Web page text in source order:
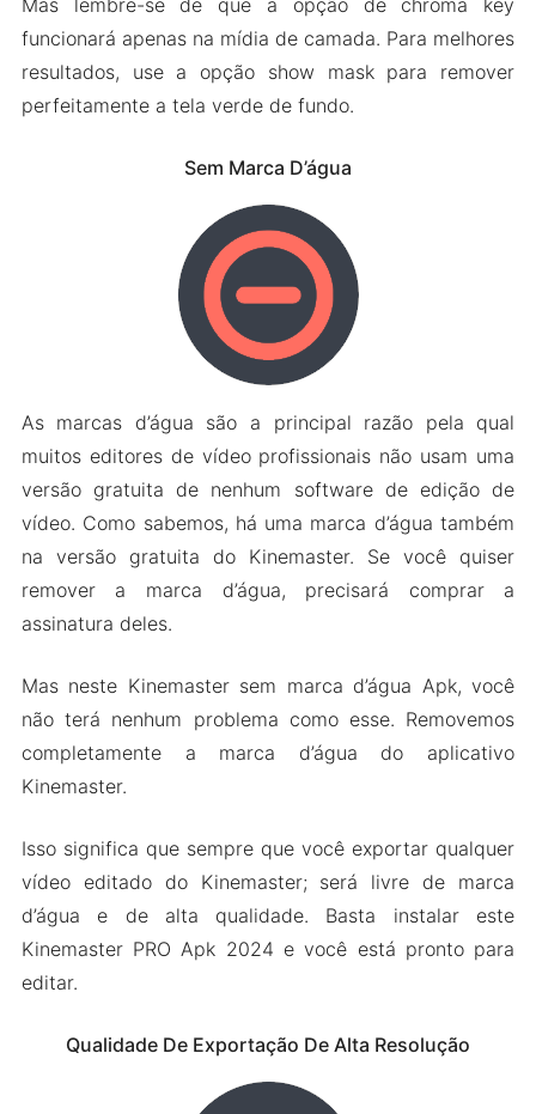
Mas lembre-se de que a opção de chroma key
funcionará apenas na mídia de camada. Para melhores
resultados, use a opção show mask para remover
perfeitamente a tela verde de fundo.
Sem Marca D’água
As marcas d’água são a principal razão pela qual
muitos editores de vídeo profissionais não usam uma
versão gratuita de nenhum software de edição de
vídeo. Como sabemos, há uma marca d’água também
na versão gratuita do Kinemaster. Se você quiser
remover a marca d’água, precisará comprar a
assinatura deles.
Mas neste Kinemaster sem marca d’água Apk, você
não terá nenhum problema como esse. Removemos
completamente a marca d’água do aplicativo
Kinemaster.
Isso significa que sempre que você exportar qualquer
vídeo editado do Kinemaster; será livre de marca
d’água e de alta qualidade. Basta instalar este
Kinemaster PRO Apk 2024 e você está pronto para
editar.
Qualidade De Exportação De Alta Resolução